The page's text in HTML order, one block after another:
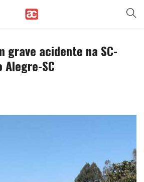
grave acidente na SC-
Alegre-SC